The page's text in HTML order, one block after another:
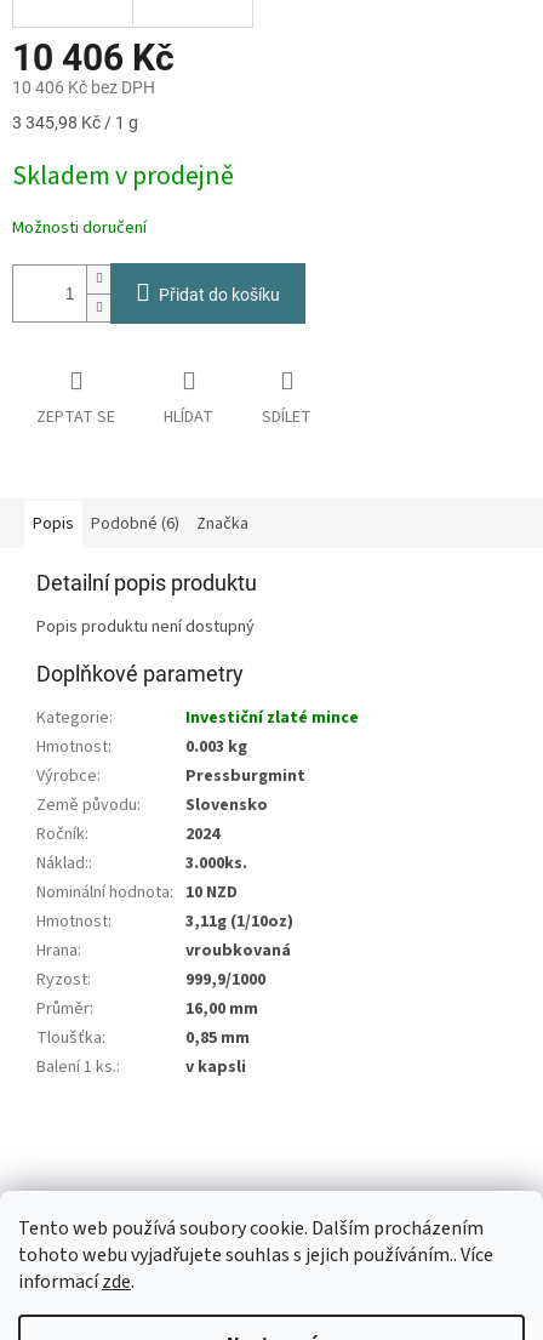
Tento web používá soubory cookie. Dalším procházením
tohoto webu vyjadřujete souhlas s jejich používáním.. Více
informacízde.
10 406 Kč
10 406 Kč bez DPH
Měrná
3 345,98 Kč / 1 g
Skladem v prodejně
Možnosti doručení
Přidat do košíku
ZEPTAT SE HLÍDAT SDÍLET
Popis Podobné (6) Značka
Detailní popis produktu
Popis produktu není dostupný
Doplňkové parametry
Kategorie:
Investiční zlaté mince
Hmotnost:
0.003 kg
Výrobce:
Pressburgmint
Země původu:
Slovensko
Ročník:
2024
Náklad::
3.000ks.
Nominální hodnota: 10 NZD
Hmotnost:
3,11g (1/10oz)
Hrana:
vroubkovaná
Ryzost:
999,9/1000
Průměr:
16,00 mm
Tloušťka:
0,85 mm
Balení 1 ks.: v kapsli
p